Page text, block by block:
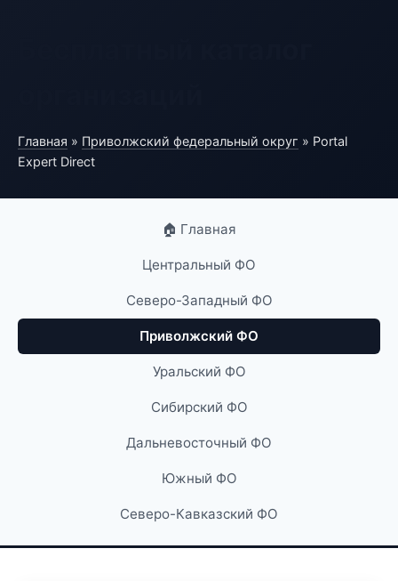
Главная » Приволжский федеральный округ » Portal
Expert Direct
🏠 Главная
Центральный ФО
Северо-Западный ФО
Приволжский ФО
Уральский ФО
Сибирский ФО
Дальневосточный ФО
Южный ФО
Северо-Кавказский ФО